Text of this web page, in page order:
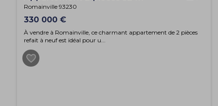
Romainville 93230
330 000 €
À vendre à Romainville, ce charmant appartement de 2 pièces
refait à neuf est idéal pour u...